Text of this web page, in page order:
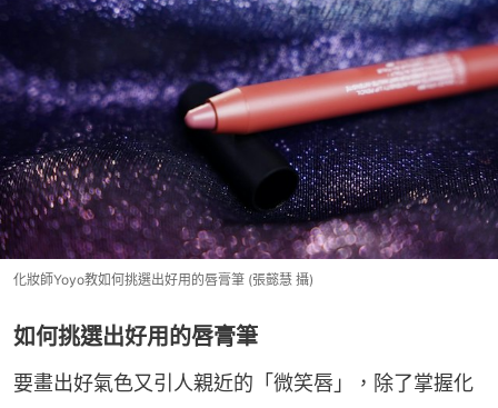
化妝師Yoyo教如何挑選出好用的唇膏筆 (張懿慧 攝)
如何挑選出好用的唇膏筆
要畫出好氣色又引人親近的「微笑唇」，除了掌握化